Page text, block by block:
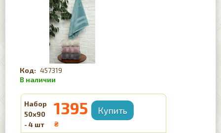
457319
Набор
50х90
- 4 шт
1395
₴